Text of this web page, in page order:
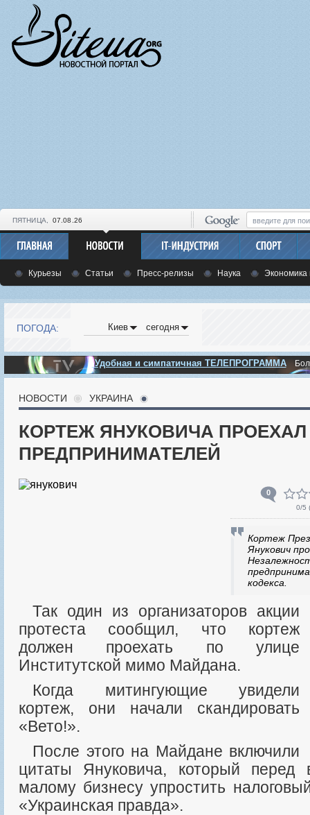
ПЯТНИЦА, 07.08.26
Курьезы Статьи Пресс-релизы Наука
ПОГОДА: Киев сегодня
Удобная и симпатичная ТЕЛЕПРОГРАММА
НОВОСТИ УКРАИНА
КОРТЕЖ ЯНУКОВИЧА
ПРЕДПРИНИМАТЕЛЕЙ
0
0/5 (
Кортеж
Янукович
кодекса.
Так один из организаторов акции
протеста сообщил, что кортеж
должен проехать по улице
Институтской мимо Майдана.
Когда митингующие увидели
кортеж, они начали скандировать
«Вето!».
После этого на Майдане включили
цитаты Януковича, который
малому бизнесу упростить
«Украинская правда».